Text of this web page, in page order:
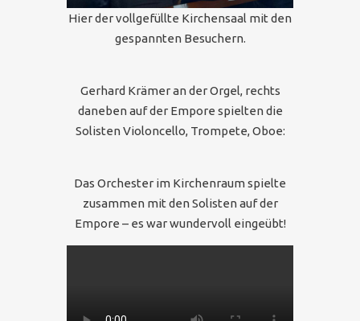
Hier der vollgefüllte Kirchensaal mit den
gespannten Besuchern.
Gerhard Krämer an der Orgel, rechts
daneben auf der Empore spielten die
Solisten Violoncello, Trompete, Oboe:
Das Orchester im Kirchenraum spielte
zusammen mit den Solisten auf der
Empore – es war wundervoll eingeübt!